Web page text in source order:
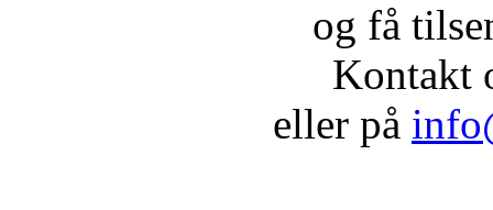
og få
Kontakt
eller på